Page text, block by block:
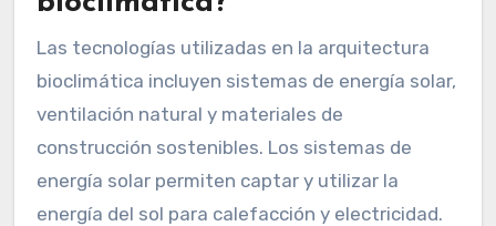
Las tecnologías utilizadas en la arquitectura
bioclimática incluyen sistemas de energía solar,
ventilación natural y materiales de
construcción sostenibles. Los sistemas de
energía solar permiten captar y utilizar la
energía del sol para calefacción y electricidad.